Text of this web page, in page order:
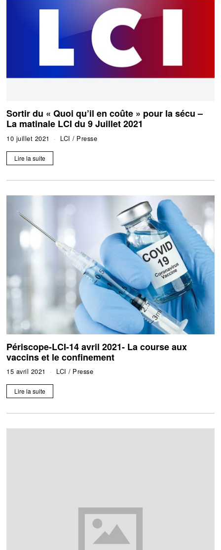
Sortir du « Quoi qu’il en coûte » pour la sécu –
La matinale LCI du 9 Juillet 2021
10 juillet 2021 LCI / Presse
Lire la suite
Périscope-LCI-14 avril 2021- La course aux
vaccins et le confinement
15 avril 2021 LCI / Presse
Lire la suite